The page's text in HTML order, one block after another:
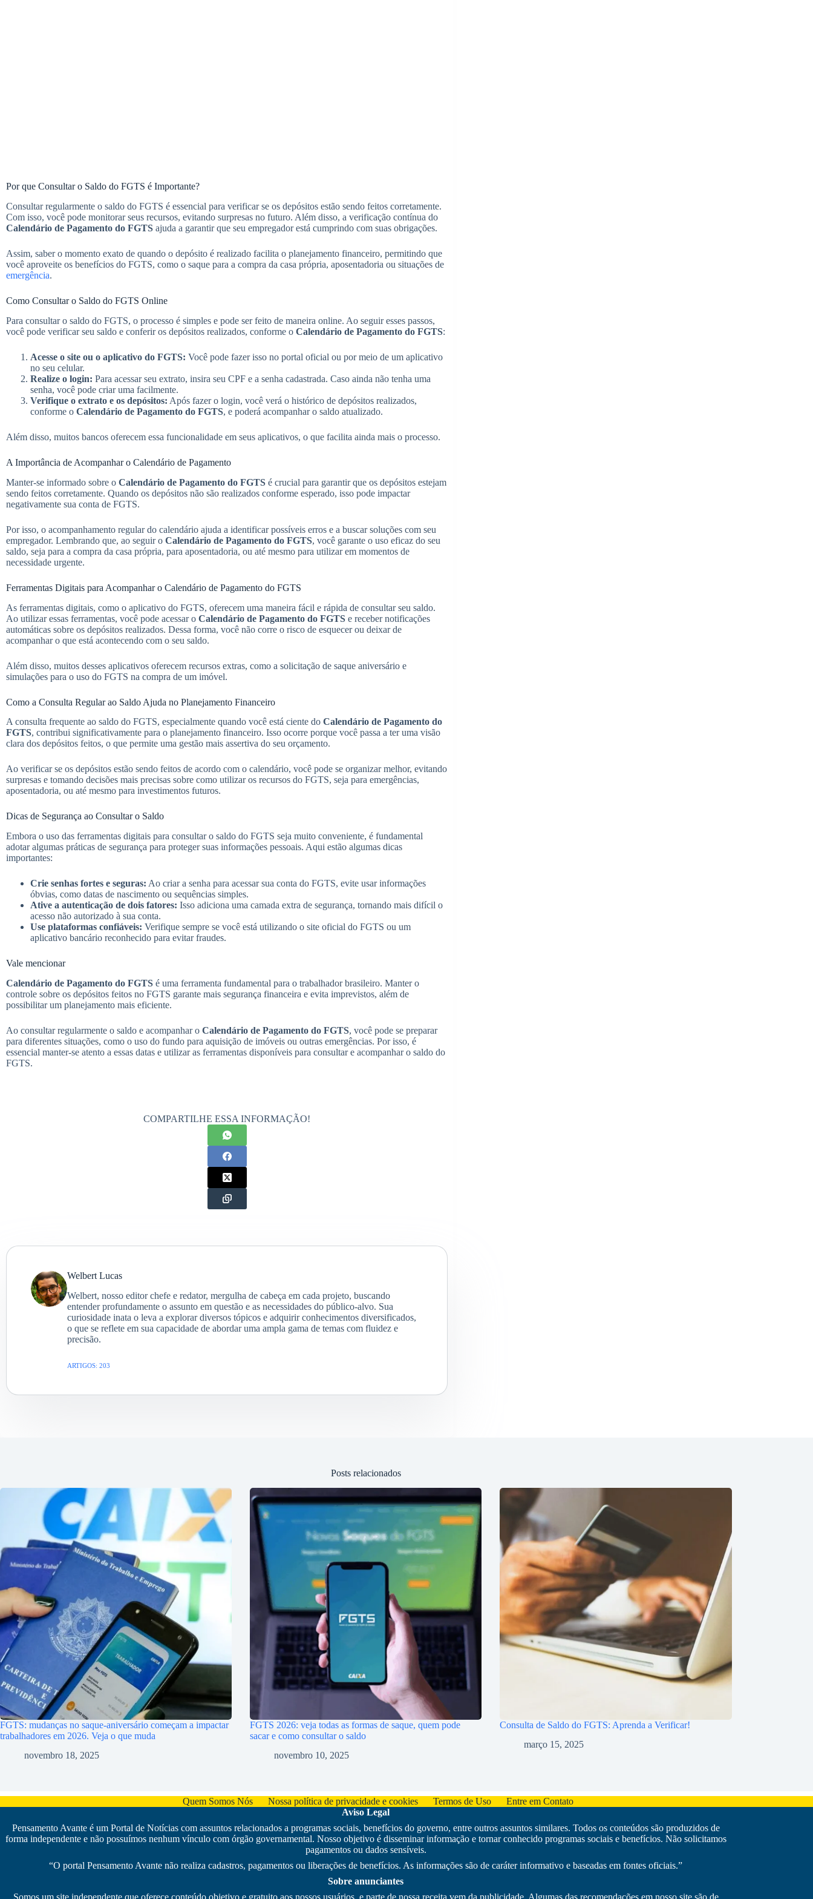
Por que Consultar o Saldo do FGTS é Importante?
Consultar regularmente o saldo do FGTS é essencial para verificar se os depósitos estão sendo feitos corretamente.
Com isso, você pode monitorar seus recursos, evitando surpresas no futuro. Além disso, a verificação contínua do
Calendário de Pagamento do FGTS ajuda a garantir que seu empregador está cumprindo com suas obrigações.
Assim, saber o momento exato de quando o depósito é realizado facilita o planejamento financeiro, permitindo que
você aproveite os benefícios do FGTS, como o saque para a compra da casa própria, aposentadoria ou situações de
emergência.
Como Consultar o Saldo do FGTS Online
Para consultar o saldo do FGTS, o processo é simples e pode ser feito de maneira online. Ao seguir esses passos,
você pode verificar seu saldo e conferir os depósitos realizados, conforme o Calendário de Pagamento do FGTS:
Acesse o site ou o aplicativo do FGTS: Você pode fazer isso no portal oficial ou por meio de um aplicativo
no seu celular.
Realize o login: Para acessar seu extrato, insira seu CPF e a senha cadastrada. Caso ainda não tenha uma
senha, você pode criar uma facilmente.
Verifique o extrato e os depósitos: Após fazer o login, você verá o histórico de depósitos realizados,
conforme o Calendário de Pagamento do FGTS, e poderá acompanhar o saldo atualizado.
Além disso, muitos bancos oferecem essa funcionalidade em seus aplicativos, o que facilita ainda mais o processo.
A Importância de Acompanhar o Calendário de Pagamento
Manter-se informado sobre o Calendário de Pagamento do FGTS é crucial para garantir que os depósitos estejam
sendo feitos corretamente. Quando os depósitos não são realizados conforme esperado, isso pode impactar
negativamente sua conta de FGTS.
Por isso, o acompanhamento regular do calendário ajuda a identificar possíveis erros e a buscar soluções com seu
empregador. Lembrando que, ao seguir o Calendário de Pagamento do FGTS, você garante o uso eficaz do seu
saldo, seja para a compra da casa própria, para aposentadoria, ou até mesmo para utilizar em momentos de
necessidade urgente.
Ferramentas Digitais para Acompanhar o Calendário de Pagamento do FGTS
As ferramentas digitais, como o aplicativo do FGTS, oferecem uma maneira fácil e rápida de consultar seu saldo.
Ao utilizar essas ferramentas, você pode acessar o Calendário de Pagamento do FGTS e receber notificações
automáticas sobre os depósitos realizados. Dessa forma, você não corre o risco de esquecer ou deixar de
acompanhar o que está acontecendo com o seu saldo.
Além disso, muitos desses aplicativos oferecem recursos extras, como a solicitação de saque aniversário e
simulações para o uso do FGTS na compra de um imóvel.
Como a Consulta Regular ao Saldo Ajuda no Planejamento Financeiro
A consulta frequente ao saldo do FGTS, especialmente quando você está ciente do Calendário de Pagamento do
FGTS, contribui significativamente para o planejamento financeiro. Isso ocorre porque você passa a ter uma visão
clara dos depósitos feitos, o que permite uma gestão mais assertiva do seu orçamento.
Ao verificar se os depósitos estão sendo feitos de acordo com o calendário, você pode se organizar melhor, evitando
surpresas e tomando decisões mais precisas sobre como utilizar os recursos do FGTS, seja para emergências,
aposentadoria, ou até mesmo para investimentos futuros.
Dicas de Segurança ao Consultar o Saldo
Embora o uso das ferramentas digitais para consultar o saldo do FGTS seja muito conveniente, é fundamental
adotar algumas práticas de segurança para proteger suas informações pessoais. Aqui estão algumas dicas
importantes:
Crie senhas fortes e seguras: Ao criar a senha para acessar sua conta do FGTS, evite usar informações
óbvias, como datas de nascimento ou sequências simples.
Ative a autenticação de dois fatores: Isso adiciona uma camada extra de segurança, tornando mais difícil o
acesso não autorizado à sua conta.
Use plataformas confiáveis: Verifique sempre se você está utilizando o site oficial do FGTS ou um
aplicativo bancário reconhecido para evitar fraudes.
Vale mencionar
Calendário de Pagamento do FGTS é uma ferramenta fundamental para o trabalhador brasileiro. Manter o
controle sobre os depósitos feitos no FGTS garante mais segurança financeira e evita imprevistos, além de
possibilitar um planejamento mais eficiente.
Ao consultar regularmente o saldo e acompanhar o Calendário de Pagamento do FGTS, você pode se preparar
para diferentes situações, como o uso do fundo para aquisição de imóveis ou outras emergências. Por isso, é
essencial manter-se atento a essas datas e utilizar as ferramentas disponíveis para consultar e acompanhar o saldo do
FGTS.
COMPARTILHE ESSA INFORMAÇÃO!
Welbert Lucas
Welbert, nosso editor chefe e redator, mergulha de cabeça em cada projeto, buscando
entender profundamente o assunto em questão e as necessidades do público-alvo. Sua
curiosidade inata o leva a explorar diversos tópicos e adquirir conhecimentos diversificados,
o que se reflete em sua capacidade de abordar uma ampla gama de temas com fluidez e
precisão.
ARTIGOS: 203
Posts relacionados
FGTS: mudanças no saque-aniversário começam a impactar
trabalhadores em 2026. Veja o que muda
novembro 18, 2025
FGTS 2026: veja todas as formas de saque, quem pode
sacar e como consultar o saldo
novembro 10, 2025
Consulta de Saldo do FGTS: Aprenda a Verificar!
março 15, 2025
Quem Somos Nós Nossa política de privacidade e cookies Termos de Uso
Entre em Contato
Aviso Legal
Pensamento Avante é um Portal de Notícias com assuntos relacionados a programas sociais, benefícios do governo, entre outros assuntos similares. Todos os conteúdos são produzidos de
forma independente e não possuímos nenhum vínculo com órgão governamental. Nosso objetivo é disseminar informação e tornar conhecido programas sociais e benefícios. Não solicitamos
pagamentos ou dados sensíveis.
“O portal Pensamento Avante não realiza cadastros, pagamentos ou liberações de benefícios. As informações são de caráter informativo e baseadas em fontes oficiais.”
Sobre anunciantes
Somos um site independente que oferece conteúdo objetivo e gratuito aos nossos usuários, e parte de nossa receita vem da publicidade. Algumas das recomendações em nosso site são de